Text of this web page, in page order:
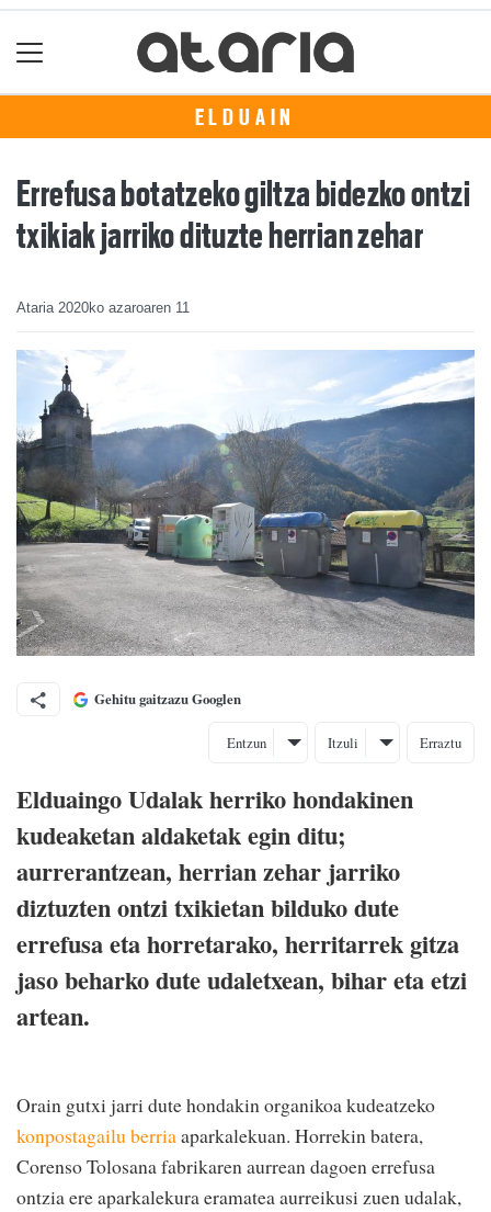
ELDUAIN
Errefusa botatzeko giltza bidezko ontzi
txikiak jarriko dituzte herrian zehar
Ataria 2020ko azaroaren 11
Gehitu gaitzazu Googlen
Entzun Itzuli Erraztu
Elduaingo Udalak herriko hondakinen
kudeaketan aldaketak egin ditu;
aurrerantzean, herrian zehar jarriko
diztuzten ontzi txikietan bilduko dute
errefusa eta horretarako, herritarrek gitza
jaso beharko dute udaletxean, bihar eta etzi
artean.
Orain gutxi jarri dute hondakin organikoa kudeatzeko
konpostagailu berriaaparkalekuan. Horrekin batera,
Corenso Tolosana fabrikaren aurrean dagoen errefusa
ontzia ere aparkalekura eramatea aurreikusi zuen udalak,